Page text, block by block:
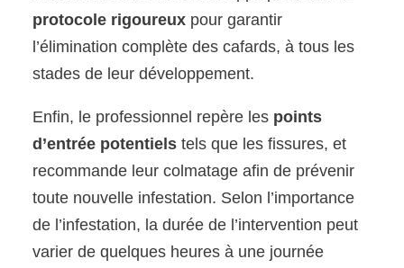
protocole rigoureux pour garantir
l’élimination complète des cafards, à tous les
stades de leur développement.
Enfin, le professionnel repère les points
d’entrée potentiels tels que les fissures, et
recommande leur colmatage afin de prévenir
toute nouvelle infestation. Selon l’importance
de l’infestation, la durée de l’intervention peut
varier de quelques heures à une journée